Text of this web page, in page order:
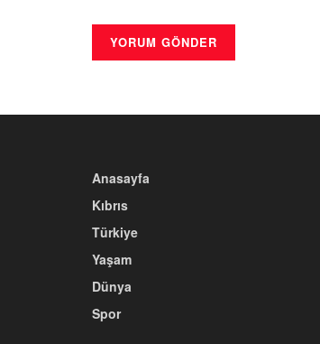
Anasayfa
Kıbrıs
Türkiye
Yaşam
Dünya
Spor